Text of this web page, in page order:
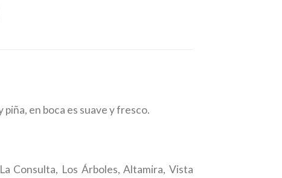
en boca es suave y fresco.
Consulta, Los Árboles, Altamira, Vista